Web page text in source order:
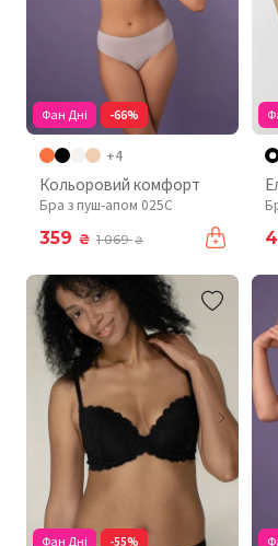
Фан Дні -66%
+4
Кольоровий комфорт
Бра з пуш-апом 025C
359 ₴ 1 069₴
Фан Дні -55%